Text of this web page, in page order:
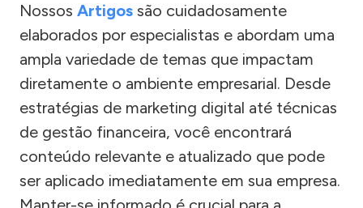
Nossos Artigos são cuidadosamente
elaborados por especialistas e abordam uma
ampla variedade de temas que impactam
diretamente o ambiente empresarial. Desde
estratégias de marketing digital até técnicas
de gestão financeira, você encontrará
conteúdo relevante e atualizado que pode
ser aplicado imediatamente em sua empresa.